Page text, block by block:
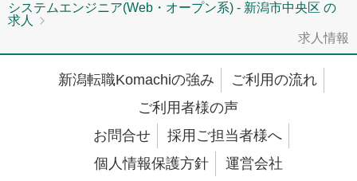
システムエンジニア(Web・オープン系) - 新潟市中央区 の
求人
求人情報
新潟転職Komachiの強み
ご利用の流れ
ご利用者様の声
お問合せ
採用ご担当者様へ
個人情報保護方針
運営会社